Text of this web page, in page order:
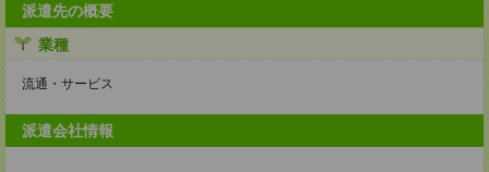
派遣先の概要
業種
流通・サービス
派遣会社情報